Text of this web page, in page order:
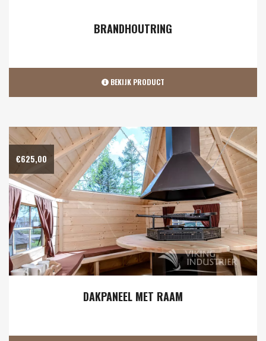
BRANDHOUTRING
BEKIJK PRODUCT
€625,00
DAKPANEEL MET RAAM